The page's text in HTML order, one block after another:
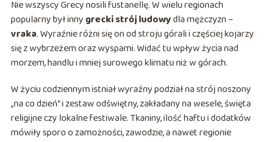
Nie wszyscy Grecy nosili fustanellę. W wielu regionach
popularny był inny grecki strój ludowydla mężczyzn –
vraka. Wyraźnie różni się on od stroju górali i częściej kojarzy
się z wybrzeżem oraz wyspami. Widać tu wpływ życia nad
morzem, handlu i mniej surowego klimatu niż w górach.
W życiu codziennym istniał wyraźny podział na strój noszony
„na co dzień” i zestaw odświętny, zakładany na wesele, święta
religijne czy lokalne festiwale. Tkaniny, ilość haftu i dodatków
mówiły sporo o zamożności, zawodzie, a nawet regionie